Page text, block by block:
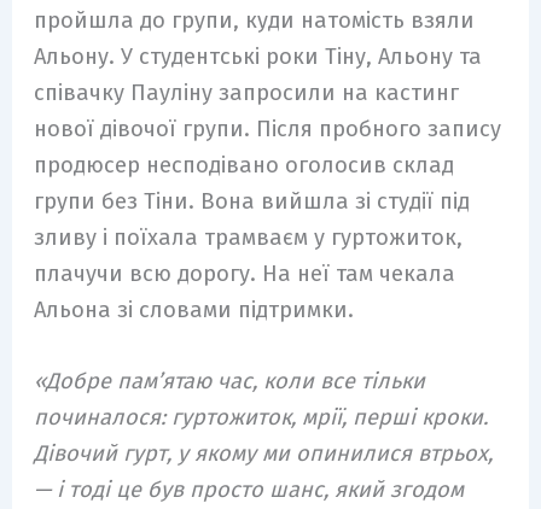
пройшла до групи, куди натомість взяли
Альону. У студентські роки Тіну, Альону та
співачку Пауліну запросили на кастинг
нової дівочої групи. Після пробного запису
продюсер несподівано оголосив склад
групи без Тіни. Вона вийшла зі студії під
зливу і поїхала трамваєм у гуртожиток,
плачучи всю дорогу. На неї там чекала
Альона зі словами підтримки.
«Добре пам’ятаю час, коли все тільки
починалося: гуртожиток, мрії, перші кроки.
Дівочий гурт, у якому ми опинилися втрьох,
— і тоді це був просто шанс, який згодом